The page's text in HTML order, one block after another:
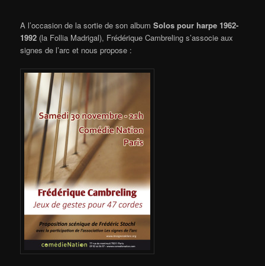
A l’occasion de la sortie de son albumSolos pour harpe 1962-
1992 (la Follia Madrigal), Frédérique Cambreling s’associe aux
signes de l’arc et nous propose :